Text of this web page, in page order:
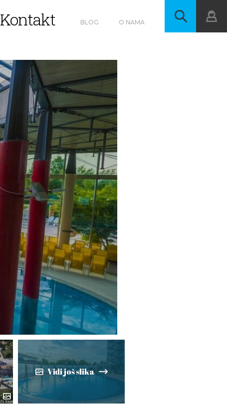
Kontakt BLOG O NAMA
Vidi još slika